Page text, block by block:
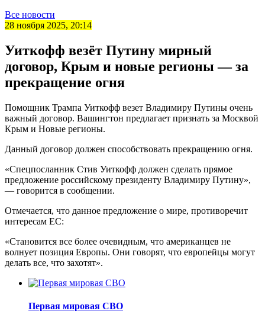
Все новости
28 ноября 2025, 20:14
Уиткофф везёт Путину мирный
договор, Крым и новые регионы — за
прекращение огня
Помощник Трампа Уиткофф везет Владимиру Путины очень
важный договор. Вашингтон предлагает признать за Москвой
Крым и Новые регионы.
Данный договор должен способствовать прекращению огня.
«Спецпосланник Стив Уиткофф должен сделать прямое
предложение российскому президенту Владимиру Путину»,
— говорится в сообщении.
Отмечается, что данное предложение о мире, противоречит
интересам ЕС:
«Становится все более очевидным, что американцев не
волнует позиция Европы. Они говорят, что европейцы могут
делать все, что захотят».
Первая мировая СВО